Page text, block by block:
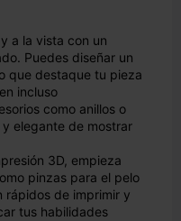
a la vista con un
Puedes diseñar un
que destaque tu pieza
incluso
como anillos o
elegante de mostrar
3D, empieza
pinzas para el pelo
rápidos de imprimir y
tus habilidades